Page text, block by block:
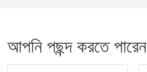
আপনি পছন্দ করতে পারেন